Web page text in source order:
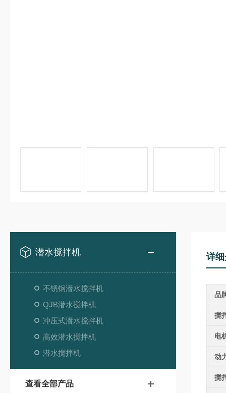
潜水搅拌机
不锈钢潜水搅拌机
QJB潜水搅拌机
冲压式潜水搅拌机
高效潜水搅拌机
潜水搅拌机
查看全部产品
详
品
搅
电
动
搅